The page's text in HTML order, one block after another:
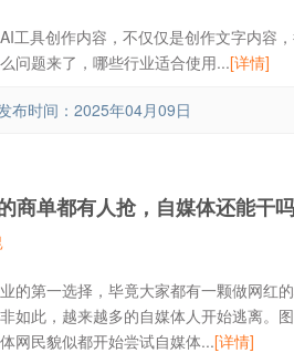
具创作内容，不仅仅是创作文字内容
问题来了，哪些行业适合使用...[详情]
布时间：2025年04月09日
商单都有人抢，自媒体还能干
的第一选择，毕竟大家都有一颗做网红
如此，越来越多的自媒体人开始逃离。
网民貌似都开始尝试自媒体...[详情]